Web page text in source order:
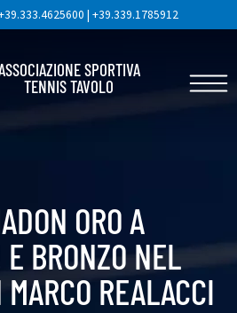
| +39.339.1785912
SPORTIVA
TENNIS TAVOLO
ORO A
BRONZO NEL
REALACCI